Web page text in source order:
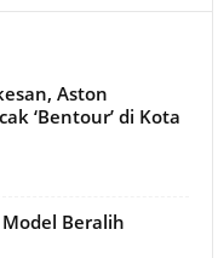
Aston
‘Bentour’ di Kota
Beralih